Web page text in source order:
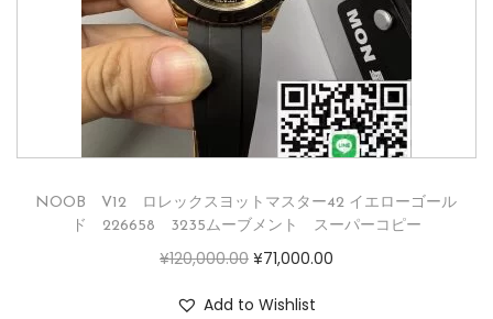
NOOB V12 ロレックスヨットマスター42 イエローゴール
ド 226658 3235ムーブメント スーパーコピー
¥120,000.00 ¥71,000.00
Add to Wishlist